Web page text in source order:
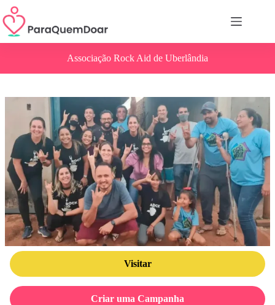
Pular
para
o
conteúdo
Associação Rock Aid de Uberlândia
Visitar
Criar uma Campanha